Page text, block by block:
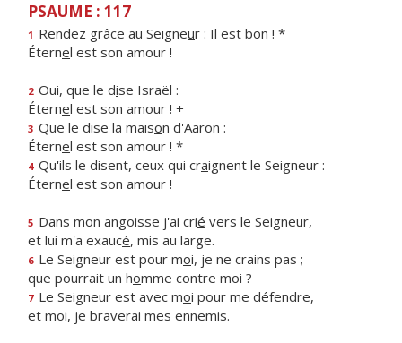
PSAUME : 117
1 Rendez grâce au Seigneur : Il est bon ! *
Éternel est son amour !
2 Oui, que le dise Israël :
Éternel est son amour ! +
3 Que le dise la maison d'Aaron :
Éternel est son amour ! *
4 Qu'ils le disent, ceux qui craignent le Seigneur :
Éternel est son amour !
5 Dans mon angoisse j'ai crié vers le Seigneur,
et lui m'a exaucé, mis au large.
6 Le Seigneur est pour moi, je ne crains pas ;
que pourrait un homme contre moi ?
7 Le Seigneur est avec moi pour me défendre,
et moi, je braverai mes ennemis.